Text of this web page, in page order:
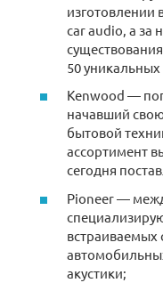
изготовлении
car audio, а за
50
Kenwood —
начавший
бытовой
ассортимент
сегодня
Pioneer —
встраиваемых
акустики;